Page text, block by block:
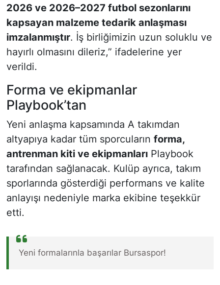
2026 ve 2026–2027 futbol sezonlarını
kapsayan malzeme tedarik anlaşması
imzalanmıştır. İş birliğimizin uzun soluklu ve
hayırlı olmasını dileriz,” ifadelerine yer
verildi.
Forma ve ekipmanlar
Playbook’tan
Yeni anlaşma kapsamında A takımdan
altyapıya kadar tüm sporcuların forma,
antrenman kiti ve ekipmanlarıPlaybook
tarafından sağlanacak. Kulüp ayrıca, takım
sporlarında gösterdiği performans ve kalite
anlayışı nedeniyle marka ekibine teşekkür
etti.
Yeni formalarınla başarılar Bursaspor!